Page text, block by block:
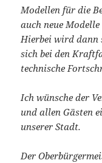
Modellen für die
auch neue
Hierbei wird dann
sich bei den
technische
Ich wünsche der
und allen Gästen
unserer Stadt.
Der